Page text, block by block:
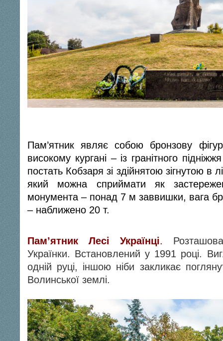
Пам’ятник являє собою бронзову
високому кургані – із гранітного
постать Кобзаря зі здійнятою зігнутою в
який можна сприймати як
монумента – понад 7 м заввишки, вага
–
Пам’ятник Лесі Українці.
Українки. Встановлений у 1991 році.
одній руці, іншою ніби закликає